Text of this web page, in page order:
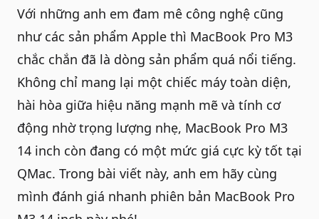
Với những anh em đam mê công nghệ cũng
như các sản phẩm Apple thì MacBook Pro M3
chắc chắn đã là dòng sản phẩm quá nổi tiếng.
Không chỉ mang lại một chiếc máy toàn diện,
hài hòa giữa hiệu năng mạnh mẽ và tính cơ
động nhờ trọng lượng nhẹ, MacBook Pro M3
14 inch còn đang có một mức giá cực kỳ tốt tại
QMac. Trong bài viết này, anh em hãy cùng
mình đánh giá nhanh phiên bản MacBook Pro